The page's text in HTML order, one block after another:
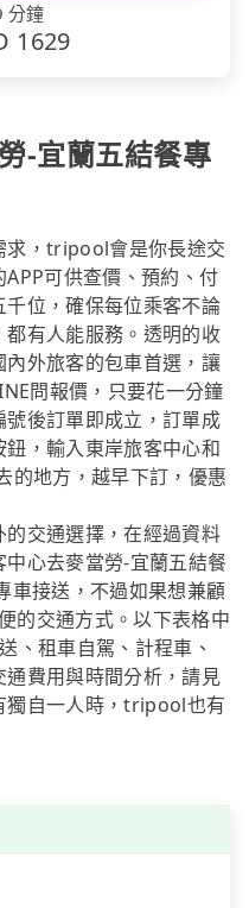
分鐘
1629
-宜蘭五結餐專
求，tripool會是你長途交
可供查價、預約、付
位，確保每位乘客不論
有人能服務。透明的收
外旅客的包車首選，讓
問報價，只要花一分鐘
後訂單即成立，訂單成
，輸入東岸旅客中心和
的地方，越早下訂，優惠
交通選擇，在經過資料
心去麥當勞-宜蘭五結餐
接送，不過如果想兼顧
的交通方式。以下表格中
、租車自駕、計程車、
費用與時間分析，請見
獨自一人時，tripool也有